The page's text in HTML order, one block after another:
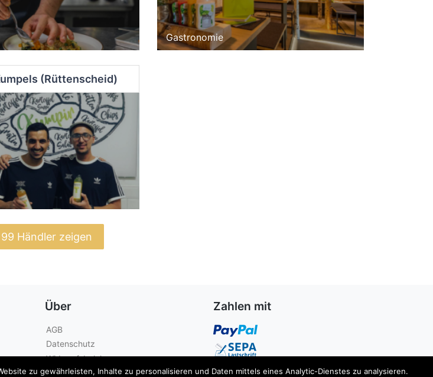
Gastronomie
(Rüttenscheid)
Händler zeigen
Über
AGB
Datenschutz
Widerrufsbelehrung
Kontakt
Zahlen mit
zu gewährleisten, Inhalte zu personalisieren und Daten mittels eines Analytic-Dienstes zu analysieren.